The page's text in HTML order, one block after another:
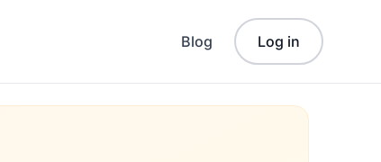
Blog Log in